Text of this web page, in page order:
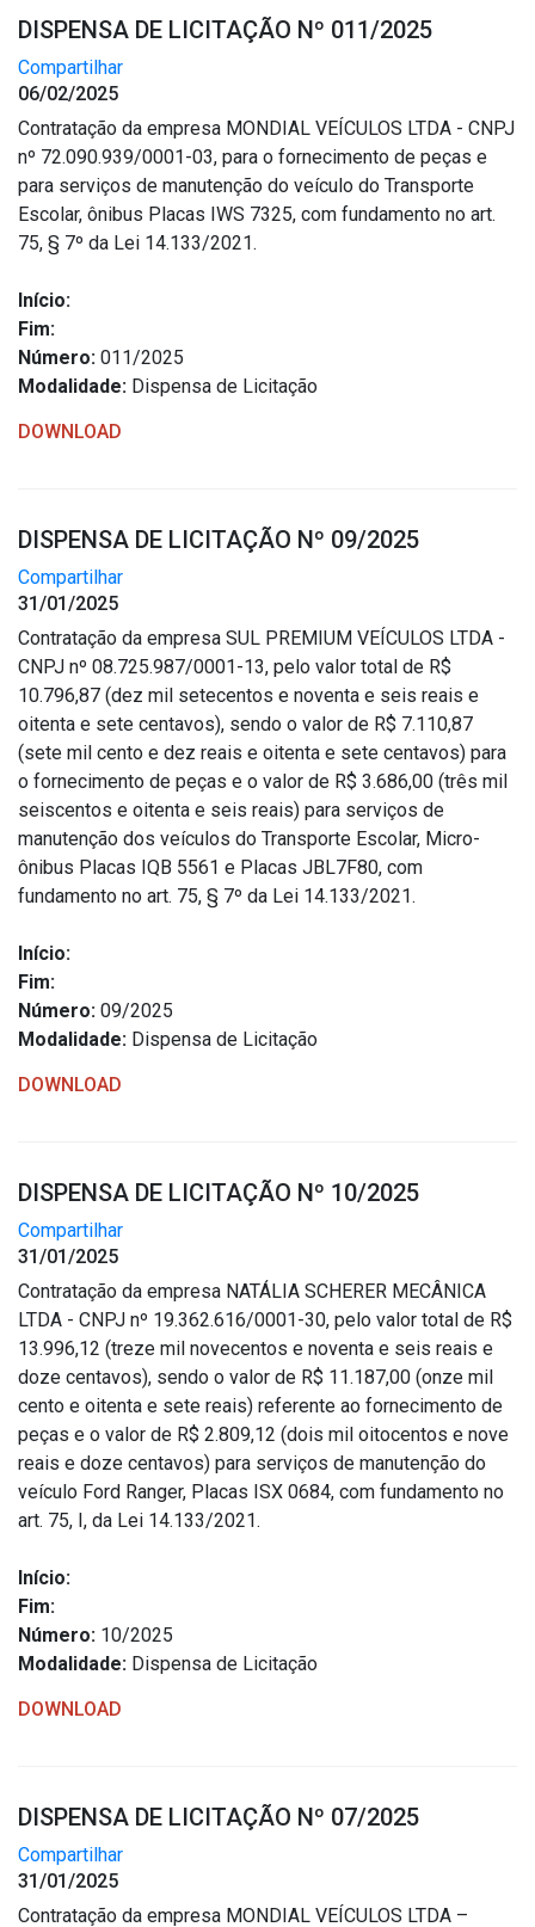
DISPENSA DE LICITAÇÃO Nº 011/2025
Compartilhar
06/02/2025
Contratação da empresa MONDIAL VEÍCULOS LTDA - CNPJ
nº 72.090.939/0001-03, para o fornecimento de peças e
para serviços de manutenção do veículo do Transporte
Escolar, ônibus Placas IWS 7325, com fundamento no art.
75, § 7º da Lei 14.133/2021.
Início:
Fim:
Número: 011/2025
Modalidade: Dispensa de Licitação
DOWNLOAD
DISPENSA DE LICITAÇÃO Nº 09/2025
Compartilhar
31/01/2025
Contratação da empresa SUL PREMIUM VEÍCULOS LTDA -
CNPJ nº 08.725.987/0001-13, pelo valor total de R$
10.796,87 (dez mil setecentos e noventa e seis reais e
oitenta e sete centavos), sendo o valor de R$ 7.110,87
(sete mil cento e dez reais e oitenta e sete centavos) para
o fornecimento de peças e o valor de R$ 3.686,00 (três mil
seiscentos e oitenta e seis reais) para serviços de
manutenção dos veículos do Transporte Escolar, Micro-
ônibus Placas IQB 5561 e Placas JBL7F80, com
fundamento no art. 75, § 7º da Lei 14.133/2021.
Início:
Fim:
Número: 09/2025
Modalidade: Dispensa de Licitação
DOWNLOAD
DISPENSA DE LICITAÇÃO Nº 10/2025
Compartilhar
31/01/2025
Contratação da empresa NATÁLIA SCHERER MECÂNICA
LTDA - CNPJ nº 19.362.616/0001-30, pelo valor total de R$
13.996,12 (treze mil novecentos e noventa e seis reais e
doze centavos), sendo o valor de R$ 11.187,00 (onze mil
cento e oitenta e sete reais) referente ao fornecimento de
peças e o valor de R$ 2.809,12 (dois mil oitocentos e nove
reais e doze centavos) para serviços de manutenção do
veículo Ford Ranger, Placas ISX 0684, com fundamento no
art. 75, I, da Lei 14.133/2021.
Início:
Fim:
Número: 10/2025
Modalidade: Dispensa de Licitação
DOWNLOAD
DISPENSA DE LICITAÇÃO Nº 07/2025
Compartilhar
31/01/2025
Contratação da empresa MONDIAL VEÍCULOS LTDA –